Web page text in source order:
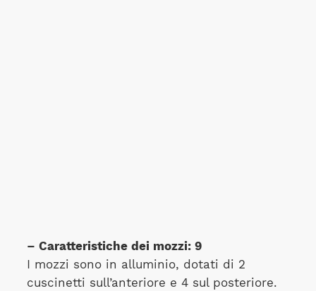
– Caratteristiche dei mozzi: 9
I mozzi sono in alluminio, dotati di 2
cuscinetti sull’anteriore e 4 sul posteriore.